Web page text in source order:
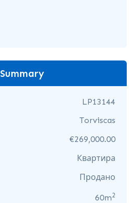
Summary
LP13144
Torviscas
€269,000.00
Квартира
Продано
60m2